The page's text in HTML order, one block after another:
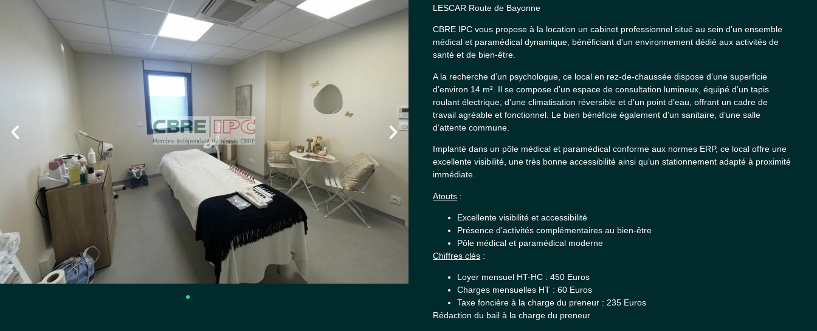
LESCAR Route de Bayonne
CBRE IPC vous propose à la location un cabinet professionnel situé au sein d’un ensemble
médical et paramédical dynamique, bénéficiant d’un environnement dédié aux activités de
santé et de bien-être.
A la recherche d’un psychologue, ce local en rez-de-chaussée dispose d’une superficie
d’environ 14 m². Il se compose d’un espace de consultation lumineux, équipé d’un tapis
roulant électrique, d’une climatisation réversible et d’un point d’eau, offrant un cadre de
travail agréable et fonctionnel. Le bien bénéficie également d’un sanitaire, d’une salle
d’attente commune.
Implanté dans un pôle médical et paramédical conforme aux normes ERP, ce local offre une
excellente visibilité, une très bonne accessibilité ainsi qu’un stationnement adapté à proximité
immédiate.
Atouts :
Excellente visibilité et accessibilité
Présence d’activités complémentaires au bien-être
Pôle médical et paramédical moderne
Chiffres clés :
Loyer mensuel HT-HC : 450 Euros
Charges mensuelles HT : 60 Euros
Taxe foncière à la charge du preneur : 235 Euros
Rédaction du bail à la charge du preneur